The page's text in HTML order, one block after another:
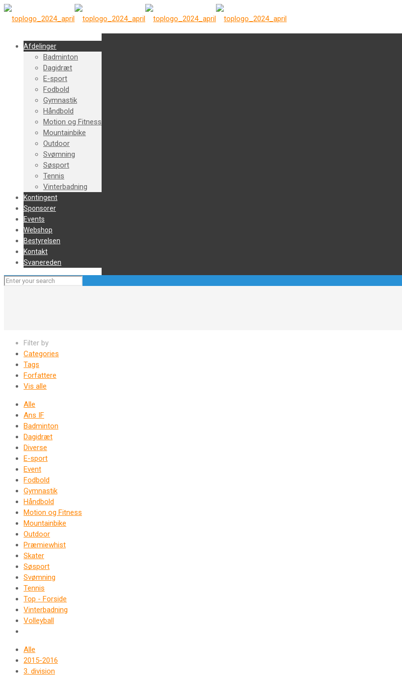
Afdelinger
Badminton
Dagidræt
E-sport
Fodbold
Gymnastik
Håndbold
Motion og Fitness
Mountainbike
Outdoor
Svømning
Søsport
Tennis
Vinterbadning
Kontingent
Sponsorer
Events
Webshop
Bestyrelsen
Kontakt
Svanereden
Filter by
Categories
Tags
Forfattere
Vis alle
Alle
Ans IF
Badminton
Dagidræt
Diverse
E-sport
Event
Fodbold
Gymnastik
Håndbold
Motion og Fitness
Mountainbike
Outdoor
Præmiewhist
Skater
Søsport
Svømning
Tennis
Top - Forside
Vinterbadning
Volleyball
Alle
2015-2016
3. division